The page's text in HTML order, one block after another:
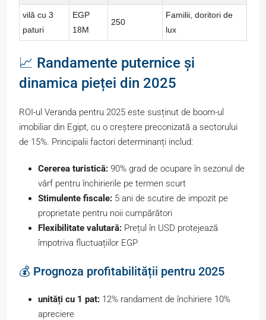
vilă cu 3
paturi
EGP
18M
250
Familii, doritori de
lux
📈 Randamente puternice și
dinamica pieței din 2025
ROI-ul Veranda pentru 2025 este susținut de boom-ul
imobiliar din Egipt, cu o creștere preconizată a sectorului
de 15%. Principalii factori determinanți includ:
Cererea turistică: 90% grad de ocupare în sezonul de
vârf pentru închirierile pe termen scurt
Stimulente fiscale: 5 ani de scutire de impozit pe
proprietate pentru noii cumpărători
Flexibilitate valutară: Prețul în USD protejează
împotriva fluctuațiilor EGP
💰 Prognoza profitabilității pentru 2025
unități cu 1 pat: 12% randament de închiriere 10%
apreciere